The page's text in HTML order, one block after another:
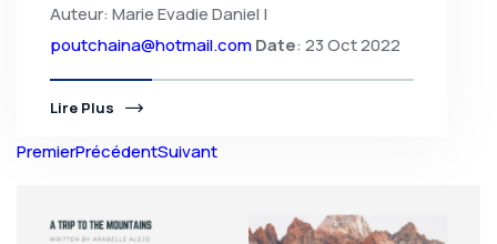
Auteur: Marie Evadie Daniel |
poutchaina@hotmail.comDate: 23 Oct 2022
Lire Plus
PremierPrécédentSuivant